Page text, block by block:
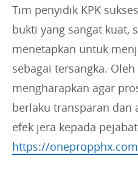
Tim penyidik KPK
bukti yang sangat kuat,
menetapkan untuk
sebagai tersangka.
mengharapkan agar
berlaku transparan dan
efek jera kepada
https://onepropphx.com